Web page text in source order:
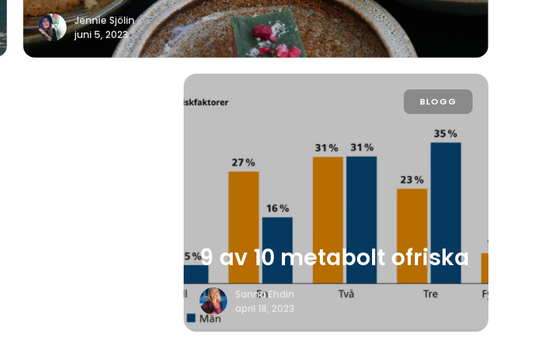
Jennie Sjölin
juni 5, 2023
BLOGG
9 av 10 metabolt ofriska
Sanna Ehdin
april 18, 2023